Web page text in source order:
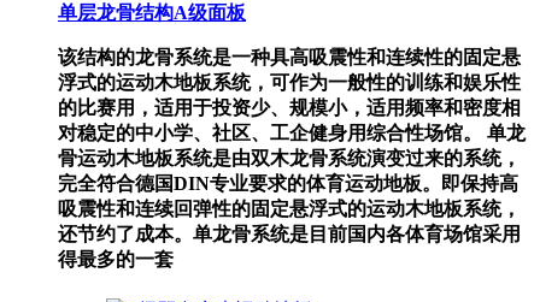
单层龙骨结构A级面板
该结构的龙骨系统是一种具高吸震性和连续性的固定悬
浮式的运动木地板系统，可作为一般性的训练和娱乐性
的比赛用，适用于投资少、规模小，适用频率和密度相
对稳定的中小学、社区、工企健身用综合性场馆。 单龙
骨运动木地板系统是由双木龙骨系统演变过来的系统，
完全符合德国DIN专业要求的体育运动地板。即保持高
吸震性和连续回弹性的固定悬浮式的运动木地板系统，
还节约了成本。单龙骨系统是目前国内各体育场馆采用
得最多的一套